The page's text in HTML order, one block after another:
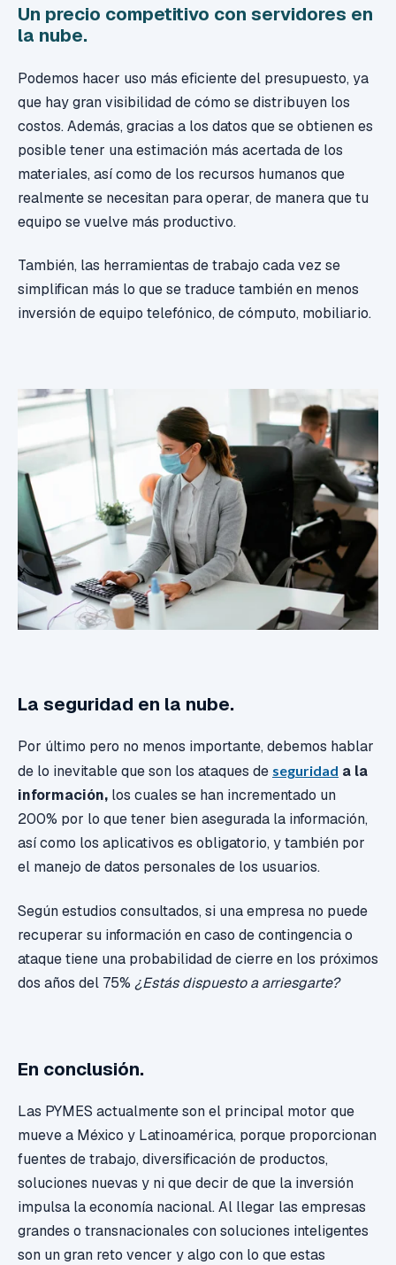
Un precio competitivo con servidores en
la nube.
Podemos hacer uso más eficiente del presupuesto, ya
que hay gran visibilidad de cómo se distribuyen los
costos. Además, gracias a los datos que se obtienen es
posible tener una estimación más acertada de los
materiales, así como de los recursos humanos que
realmente se necesitan para operar, de manera que tu
equipo se vuelve más productivo.
También, las herramientas de trabajo cada vez se
simplifican más lo que se traduce también en menos
inversión de equipo telefónico, de cómputo, mobiliario.
La seguridad en la nube.
Por último pero no menos importante, debemos hablar
de lo inevitable que son los ataques de seguridad a la
información, los cuales se han incrementado un
200% por lo que tener bien asegurada la información,
así como los aplicativos es obligatorio, y también por
el manejo de datos personales de los usuarios.
Según estudios consultados, si una empresa no puede
recuperar su información en caso de contingencia o
ataque tiene una probabilidad de cierre en los próximos
dos años del 75% ¿Estás dispuesto a arriesgarte?
En conclusión.
Las PYMES actualmente son el principal motor que
mueve a México y Latinoamérica, porque proporcionan
fuentes de trabajo, diversificación de productos,
soluciones nuevas y ni que decir de que la inversión
impulsa la economía nacional. Al llegar las empresas
grandes o transnacionales con soluciones inteligentes
son un gran reto vencer y algo con lo que estas